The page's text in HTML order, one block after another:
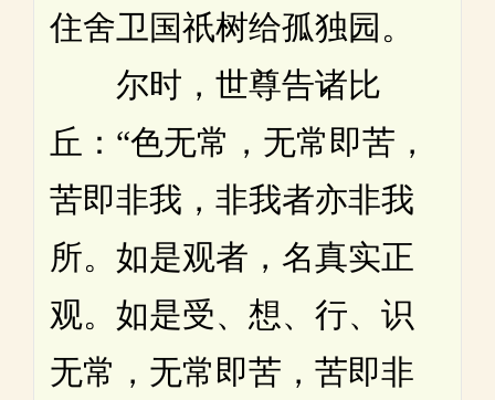
住舍卫国祇树给孤独园。
尔时，世尊告诸比
丘：“色无常，无常即苦，
苦即非我，非我者亦非我
所。如是观者，名真实正
观。如是受、想、行、识
无常，无常即苦，苦即非